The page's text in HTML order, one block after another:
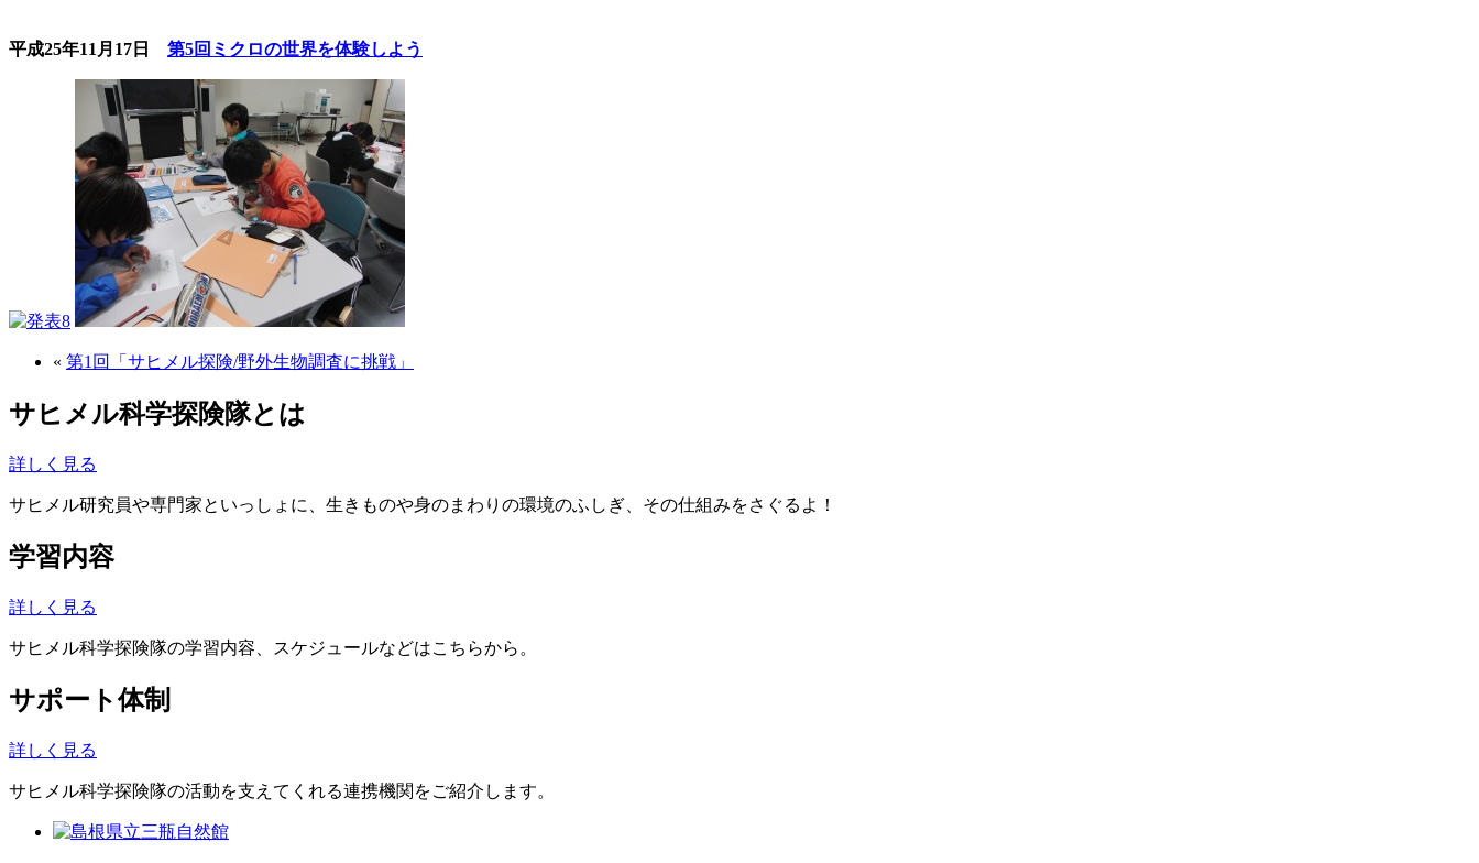
平成25年11月17日 第5回ミクロの世界を体験しよう
« 第1回「サヒメル探険/野外生物調査に挑戦」
サヒメル科学探険隊とは
詳しく見る
サヒメル研究員や専門家といっしょに、生きものや身のまわりの環境のふしぎ、その仕組みをさぐるよ！
学習内容
詳しく見る
サヒメル科学探険隊の学習内容、スケジュールなどはこちらから。
サポート体制
詳しく見る
サヒメル科学探険隊の活動を支えてくれる連携機関をご紹介します。